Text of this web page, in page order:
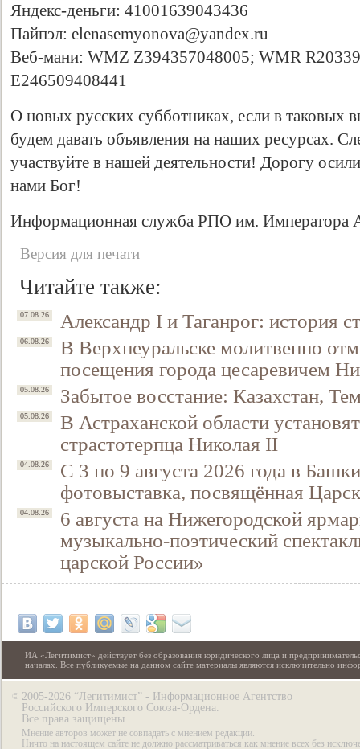
Яндекс-деньги: 41001639043436
Пайпэл: elenasemyonova@yandex.ru
Веб-мани: WMZ Z394357048005; WMR
E246509408441
О новых русских субботниках, если в таковых
будем давать объявления на наших ресурсах.
участвуйте в нашей деятельности! Дорогу
нами Бог!
Информационная служба РПО им. Императора
Версия для печати
Читайте также:
07.08.26 Александр I и Таганрог: история
06.08.26
В Верхнеуральске молитвенно
посещения города цесаревичем
05.08.26 Забытое восстание: Казахстан,
05.08.26
В Астраханской области
страстотерпца Николая II
04.08.26
С 3 по 9 августа 2026 года в
фотовыставка, посвящённая
04.08.26
6 августа на Нижегородской
музыкально-поэтический
царской России»
Свидетельство
ИА «Легитимист» действует без образования юридического лица и
началах. Все публикуемые на данном сайте материалы являются исключительно
© 2005-2026 “Легитимист” - Информационное Агентство
Российского Имперского Союза-Ордена.
Все права защищены.
Мнение авторов может не совпадать с мнением редакции.
Ничто на настоящем сайте не должно рассматриваться как мнение всех без